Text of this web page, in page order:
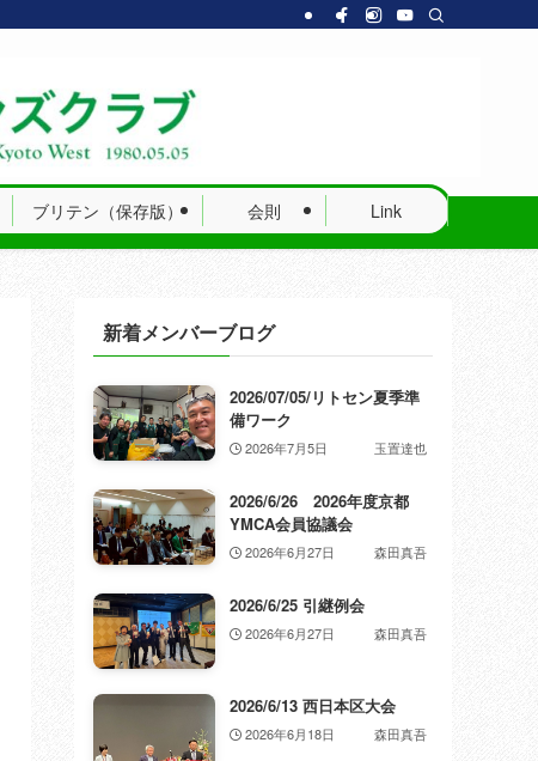
ブリテン（保存版） 会則 Link
新着メンバーブログ
2026/07/05/リトセン夏季準
備ワーク
2026年7月5日 玉置達也
2026/6/26 2026年度京都
YMCA会員協議会
2026年6月27日 森田真吾
2026/6/25 引継例会
2026年6月27日 森田真吾
2026/6/13 西日本区大会
2026年6月18日 森田真吾